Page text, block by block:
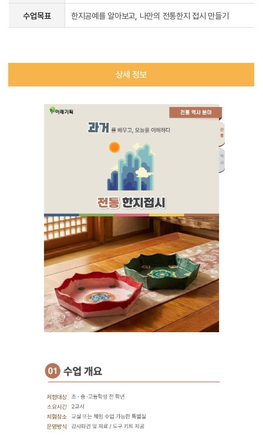
수업목표 한지공예를 알아보고, 나만의 전통한지 접시 만들기
상세 정보